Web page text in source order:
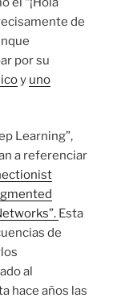
de
por su
y uno
Learning”,
a referenciar
Esta
de
al
hace años las